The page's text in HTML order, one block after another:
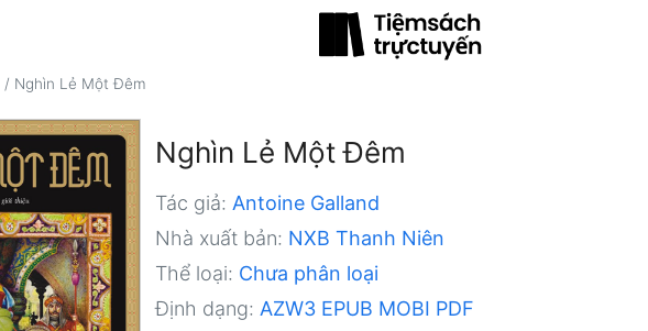
/ Nghìn Lẻ Một Đêm
Nghìn Lẻ Một Đêm
Tác giả: Antoine Galland
Nhà xuất bản: NXB Thanh Niên
Thể loại: Chưa phân loại
Định dạng: AZW3 EPUB MOBI PDF